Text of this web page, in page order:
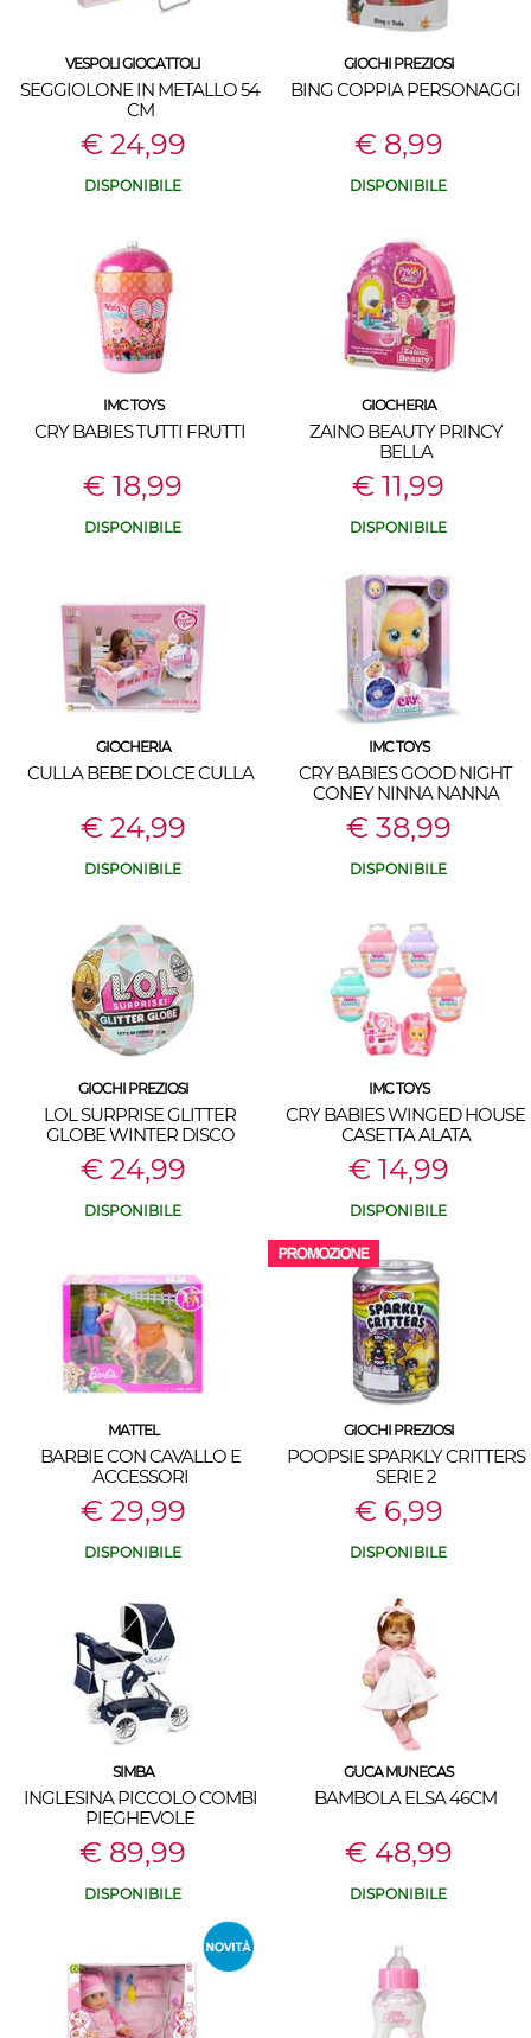
VESPOLI GIOCATTOLI
SEGGIOLONE IN METALLO 54
CM
€ 24,99
DISPONIBILE
GIOCHI PREZIOSI
BING COPPIA PERSONAGGI
€ 8,99
DISPONIBILE
IMC TOYS
CRY BABIES TUTTI FRUTTI
€ 18,99
DISPONIBILE
GIOCHERIA
ZAINO BEAUTY PRINCY
BELLA
€ 11,99
DISPONIBILE
GIOCHERIA
CULLA BEBE DOLCE CULLA
€ 24,99
DISPONIBILE
IMC TOYS
CRY BABIES GOOD NIGHT
CONEY NINNA NANNA
€ 38,99
DISPONIBILE
GIOCHI PREZIOSI
LOL SURPRISE GLITTER
GLOBE WINTER DISCO
€ 24,99
DISPONIBILE
IMC TOYS
CRY BABIES WINGED HOUSE
CASETTA ALATA
€ 14,99
DISPONIBILE
MATTEL
BARBIE CON CAVALLO E
ACCESSORI
€ 29,99
DISPONIBILE
GIOCHI PREZIOSI
POOPSIE SPARKLY CRITTERS
SERIE 2
€ 6,99
DISPONIBILE
SIMBA
INGLESINA PICCOLO COMBI
PIEGHEVOLE
€ 89,99
DISPONIBILE
GUCA MUNECAS
BAMBOLA ELSA 46CM
€ 48,99
DISPONIBILE